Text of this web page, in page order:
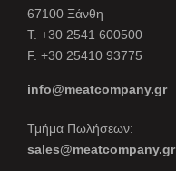
67100 Ξάνθη
Τ. +30 2541 600500
F. +30 25410 93775
info@meatcompany.gr
Τμήμα Πωλήσεων:
sales@meatcompany.gr